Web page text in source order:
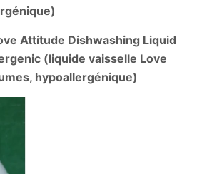
Attitude Dishwashing Liquid
(liquide vaisselle Love
hypoallergénique)